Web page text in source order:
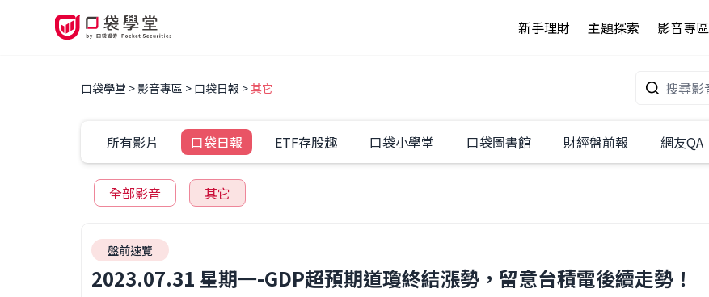
新手理財 主題探索 影音專區
口袋學堂 影音專區 口袋日報 其它
所有影片 口袋日報 ETF存股趣 口袋小學堂 口袋圖書館 財經盤前報 網友QA
全部影音 其它
盤前速覽
2023.07.31 星期一-GDP超預期道瓊終結漲勢，留意台積電後續走勢！